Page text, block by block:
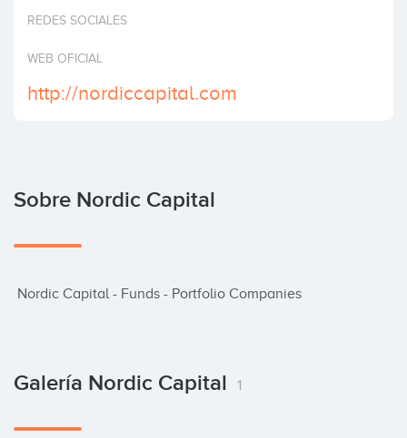
Invertir
REDES SOCIALES
WEB OFICIAL
http://nordiccapital.com
Sobre Nordic Capital
Nordic Capital - Funds - Portfolio Companies
Galería Nordic Capital 1